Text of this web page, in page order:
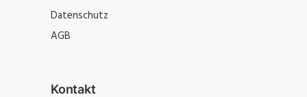
Datenschutz
AGB
Kontakt